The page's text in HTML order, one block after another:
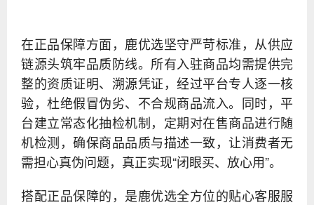
在正品保障方面，鹿优选坚守严苛标准，从供应
链源头筑牢品质防线。所有入驻商品均需提供完
整的资质证明、溯源凭证，经过平台专人逐一核
验，杜绝假冒伪劣、不合规商品流入。同时，平
台建立常态化抽检机制，定期对在售商品进行随
机检测，确保商品品质与描述一致，让消费者无
需担心真伪问题，真正实现“闭眼买、放心用”。
搭配正品保障的，是鹿优选全方位的贴心客服服